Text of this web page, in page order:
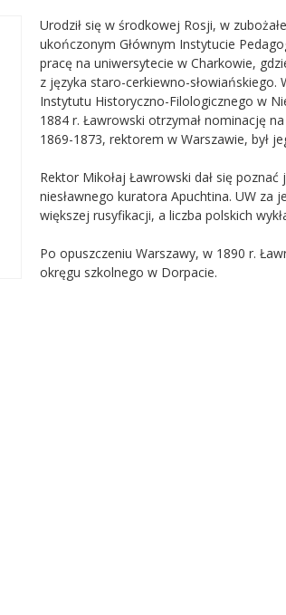
Urodził się w środkowej Rosji, w
ukończonym Głównym Instytucie
pracę na uniwersytecie w Charkowie,
z języka staro-cerkiewno-słowiańskiego.
Instytutu Historyczno-Filologicznego w
1884 r. Ławrowski otrzymał nominację
1869-1873, rektorem w Warszawie, był
Rektor Mikołaj Ławrowski dał się
niesławnego kuratora Apuchtina. UW za
większej rusyfikacji, a liczba polskich
Po opuszczeniu Warszawy, w 1890 r.
okręgu szkolnego w Dorpacie.